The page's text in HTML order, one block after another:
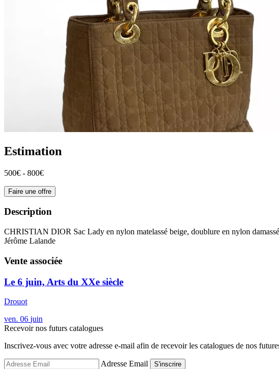
Estimation
500€ - 800€
Faire une offre
Description
CHRISTIAN DIOR Sac Lady en nylon matelassé beige, doublure en nylon
Jérôme Lalande
Vente associée
Le 6 juin, Arts du XXe siècle
Drouot
ven. 06 juin
Recevoir nos futurs catalogues
Inscrivez-vous avec votre adresse e-mail afin de recevoir les catalogues de nos
Adresse Email S'inscrire